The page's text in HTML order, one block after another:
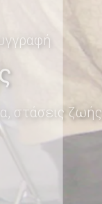
στάσεις ζωής